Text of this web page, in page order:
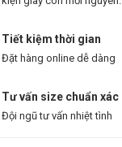
Tiết kiệm thời gian
Đặt hàng online dễ dàng
Tư vấn size chuẩn xác
Đội ngũ tư vấn nhiệt tình